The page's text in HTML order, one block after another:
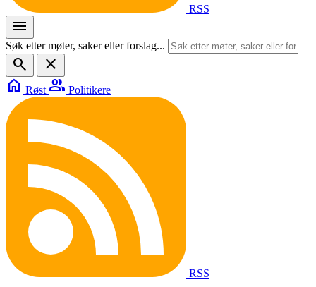
RSS
menu
Søk etter møter, saker eller forslag...
search
close
home Røst group Politikere
RSS